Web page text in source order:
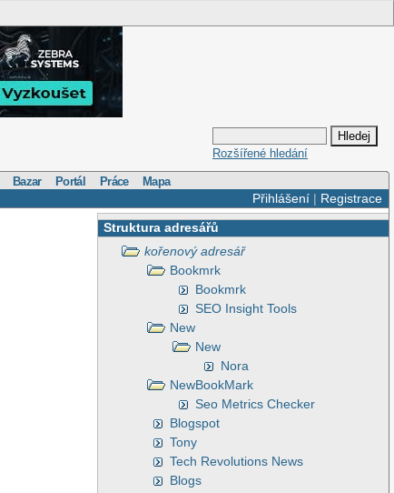
Rozšířené hledání
Bazar Portál Práce Mapa
Přihlášení| Registrace
Struktura adresářů
kořenový adresář
Bookmrk
Bookmrk
SEO Insight Tools
New
New
Nora
NewBookMark
Seo Metrics Checker
Blogspot
Tony
Tech Revolutions News
Blogs